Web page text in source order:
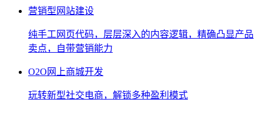
营销型网站建设
纯手工网页代码，层层深入的内容逻辑，精确凸显产品
卖点，自带营销能力
O2O网上商城开发
玩转新型社交电商，解锁多种盈利模式